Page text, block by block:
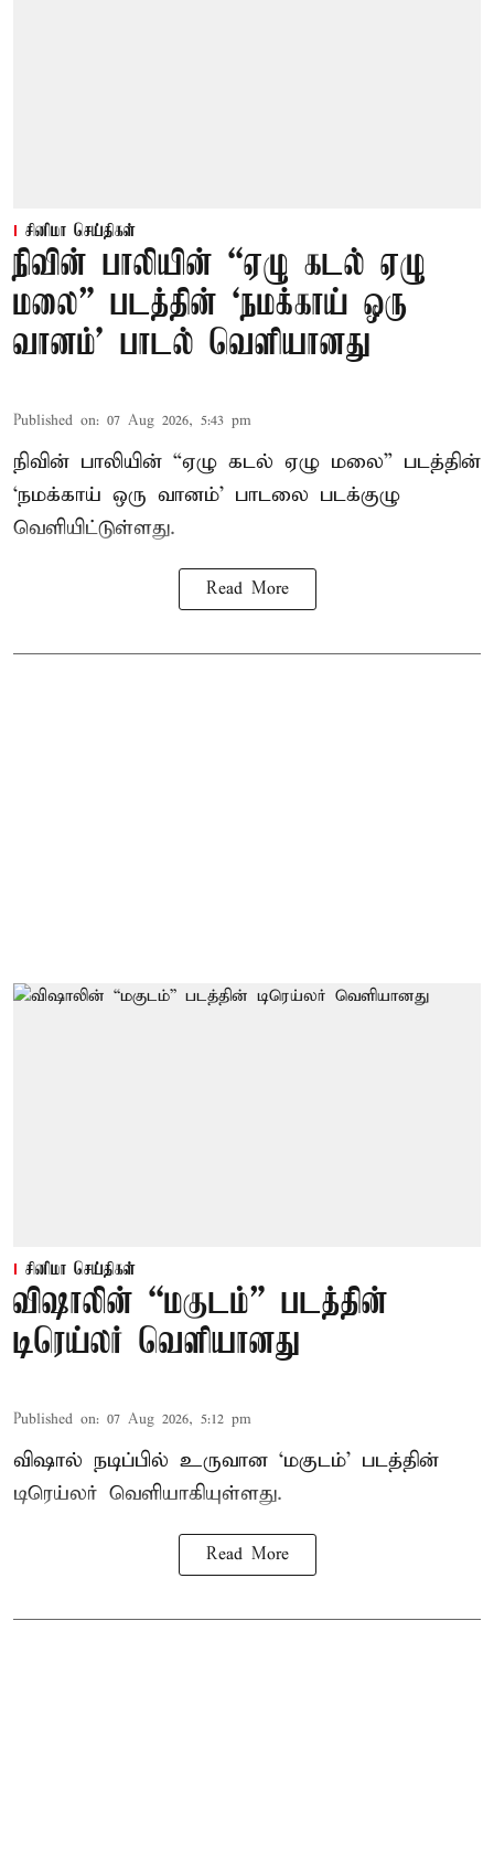
சினிமா செய்திகள்
நிவின் பாலியின் “ஏழு கடல் ஏழு
மலை” படத்தின் ‘நமக்காய் ஒரு
வானம்’ பாடல் வெளியானது
Published on: 07 Aug 2026, 5:43 pm
நிவின் பாலியின் “ஏழு கடல் ஏழு மலை” படத்தின்
‘நமக்காய் ஒரு வானம்’ பாடலை படக்குழு
வெளியிட்டுள்ளது.
Read More
சினிமா செய்திகள்
விஷாலின் “மகுடம்” படத்தின்
டிரெய்லர் வெளியானது
Published on: 07 Aug 2026, 5:12 pm
விஷால் நடிப்பில் உருவான ‘மகுடம்’ படத்தின்
டிரெய்லர் வெளியாகியுள்ளது.
Read More